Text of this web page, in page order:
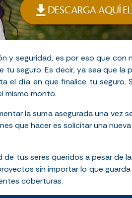
y seguridad, es por eso que
seguro. Es decir, ya sea que la
el día en que finalice tu seguro.
mismo monto.
la suma asegurada una vez
que hacer es solicitar una
tus seres queridos a pesar de
sin importar lo que guarda
coberturas.